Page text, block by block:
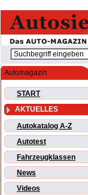
Automagazin
START
AKTUELLES
Autokatalog A-Z
Autotest
Fahrzeugklassen
News
Videos